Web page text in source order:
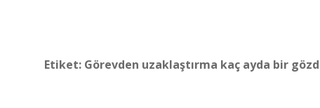
Etiket: Görevden uzaklaştırma kaç ayda bir